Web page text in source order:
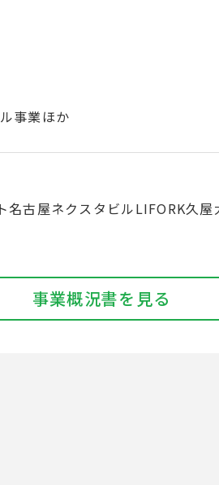
事業ほか
古屋ネクスタビルLIFORK久屋
事業概況書を見る